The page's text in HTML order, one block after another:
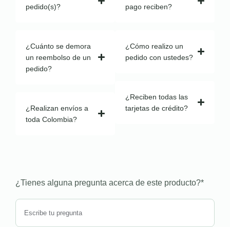
pedido(s)?
¿Cuánto se demora
un reembolso de un
pedido?
¿Realizan envíos a
toda Colombia?
pago reciben?
¿Cómo realizo un
pedido con ustedes?
¿Reciben todas las
tarjetas de crédito?
¿Tienes alguna pregunta acerca de este producto?*